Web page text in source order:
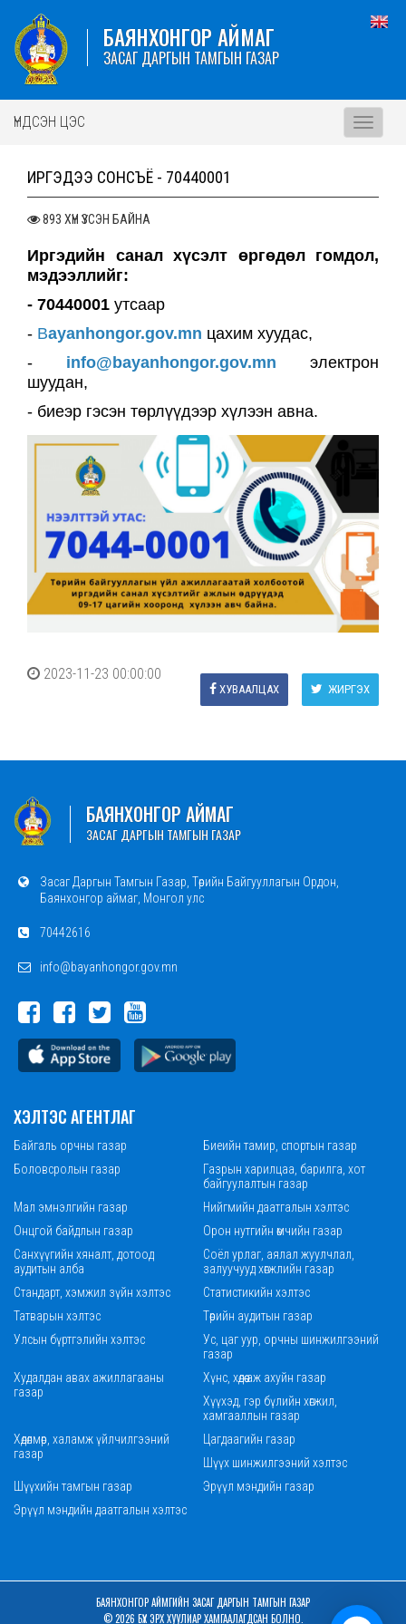
БАЯНХОНГОР АЙМАГ
ЗАСАГ ДАРГЫН ТАМГЫН ГАЗАР
ҮНДСЭН ЦЭС
Toggle
ИРГЭДЭЭ СОНСЪЁ - 70440001
893 ХҮН ҮЗСЭН БАЙНА
Иргэдийн санал хүсэлт өргөдөл гомдол,
мэдээллийг:
- 70440001 утсаар
- Bayanhongor.gov.mn цахим хуудас,
- info@bayanhongor.gov.mn
электрон
шуудан,
- биеэр гэсэн төрлүүдээр хүлээн авна.
2023-11-23 00:00:00
ЖИРГЭХ
ХУВААЛЦАХ
БАЯНХОНГОР АЙМАГ
ЗАСАГ ДАРГЫН ТАМГЫН ГАЗАР
Засаг Даргын Тамгын Газар, Төрийн Байгууллагын Ордон,
Баянхонгор аймаг, Монгол улс
70442616
info@bayanhongor.gov.mn
ХЭЛТЭС АГЕНТЛАГ
Байгаль орчны газар
Биеийн тамир, спортын газар
Боловсролын газар
Газрын харилцаа, барилга, хот
байгуулалтын газар
Мал эмнэлгийн газар
Нийгмийн даатгалын хэлтэс
Онцгой байдлын газар
Орон нутгийн өмчийн газар
Санхүүгийн хяналт, дотоод
аудитын алба
Соёл урлаг, аялал жуулчлал,
залуучууд хөгжлийн газар
Стандарт, хэмжил зүйн хэлтэс
Статистикийн хэлтэс
Татварын хэлтэс
Төрийн аудитын газар
Улсын бүртгэлийн хэлтэс
Ус, цаг уур, орчны шинжилгээний
газар
Худалдан авах ажиллагааны
газар
Хүнс, хөдөө аж ахуйн газар
Хүүхэд, гэр бүлийн хөгжил,
хамгааллын газар
Хөдөлмөр, халамж үйлчилгээний
газар
Цагдаагийн газар
Шүүх шинжилгээний хэлтэс
Шүүхийн тамгын газар
Эрүүл мэндийн газар
Эрүүл мэндийн даатгалын хэлтэс
БАЯНХОНГОР АЙМГИЙН ЗАСАГ ДАРГЫН ТАМГЫН ГАЗАР
© 2026 БҮХ ЭРХ ХУУЛИАР ХАМГААЛАГДСАН БОЛНО.